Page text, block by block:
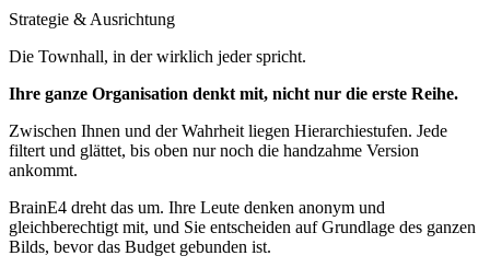
Strategie & Ausrichtung
Die Townhall, in der wirklich jeder spricht.
Ihre ganze Organisation denkt mit, nicht nur die erste Reihe.
Zwischen Ihnen und der Wahrheit liegen Hierarchiestufen. Jede
filtert und glättet, bis oben nur noch die handzahme Version
ankommt.
BrainE4 dreht das um. Ihre Leute denken anonym und
gleichberechtigt mit, und Sie entscheiden auf Grundlage des ganzen
Bilds, bevor das Budget gebunden ist.